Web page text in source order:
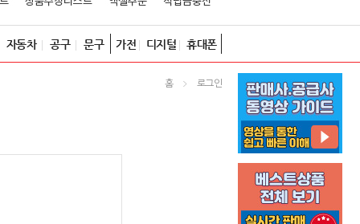
자동차 공구 문구 가전 디지털 휴대폰
홈 로그인